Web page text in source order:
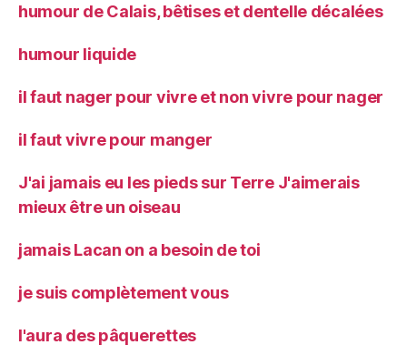
humour de Calais, bêtises et dentelle décalées
humour liquide
il faut nager pour vivre et non vivre pour nager
il faut vivre pour manger
J'ai jamais eu les pieds sur Terre J'aimerais
mieux être un oiseau
jamais Lacan on a besoin de toi
je suis complètement vous
l'aura des pâquerettes